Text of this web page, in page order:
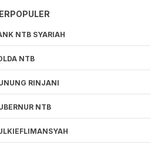
NTB SYARIAH
NTB
RINJANI
NTB